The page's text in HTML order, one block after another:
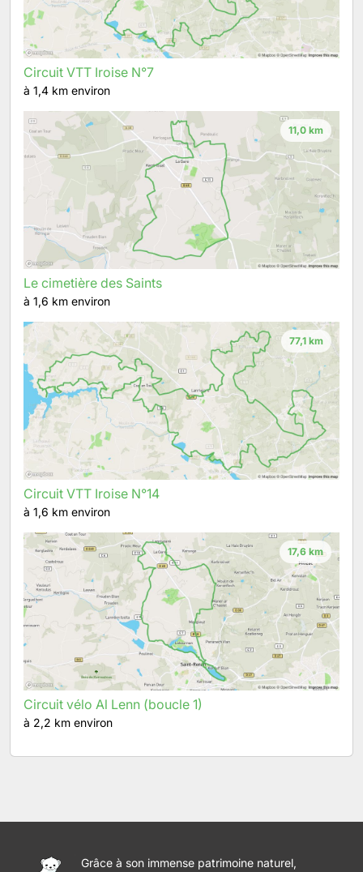
Circuit VTT Iroise N°7
à 1,4 km environ
11,0 km
Le cimetière des Saints
à 1,6 km environ
77,1 km
Circuit VTT Iroise N°14
à 1,6 km environ
17,6 km
Circuit vélo Al Lenn (boucle 1)
à 2,2 km environ
Grâce à son immense patrimoine naturel,